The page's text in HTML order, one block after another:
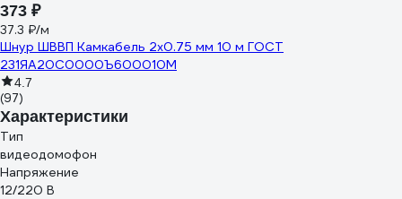
373 ₽
37.3 ₽/м
Шнур ШВВП Камкабель 2x0.75 мм 10 м ГОСТ
231ЯA20C0000Ъ600010М
4.7
(97)
Характеристики
Тип
видеодомофон
Напряжение
12/220 В